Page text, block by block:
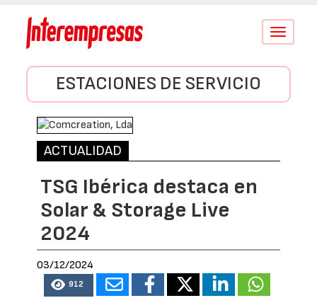
Conmutar
ESTACIONES DE SERVICIO
ACTUALIDAD
TSG Ibérica destaca en
Solar & Storage Live
2024
03/12/2024
912